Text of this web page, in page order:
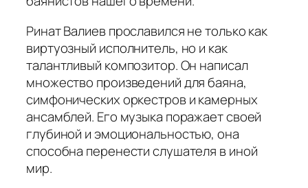
Ринат Валиев прославился не только как
виртуозный исполнитель, но и как
талантливый композитор. Он написал
множество произведений для баяна,
симфонических оркестров и камерных
ансамблей. Его музыка поражает своей
глубиной и эмоциональностью, она
способна перенести слушателя в иной
мир.